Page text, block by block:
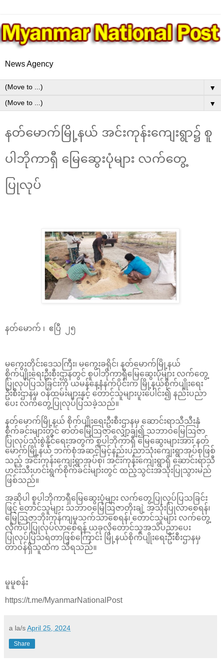
News Agency
▼
▼
နတ်မောက်မြို့နယ် အင်းကုန်းကျေးရွာ၌ စူ
ပါဘိုကာရှီ မြေဆွေးပုံများ လက်တွေ့
ပြုလုပ်
နတ်မောက် ၊ ဧပြီ ၂၅
မကွေးတိုင်းဒေသကြီး၊ မကွေးခရိုင်၊ နတ်မောက်မြို့နယ်
စိုက်ပျိုးရေးဦးစီးဌာနတွင် စူပါဘိုကာရှီမြေဆွေးပုံများ လက်တွေ့
ပြုလုပ်ပြသခြင်းကို ယမန်နေ့နံနက်ပိုင်းက မြို့နယ်စိုက်ပျိုးရေး
ဦးစီးဌာနမှ ဝန်ထမ်းများနှင့် တောင်သူများပူးပေါင်း၍ နည်းပညာ
ပေး လက်တွေ့ပြုလုပ်ပြသခဲ့သည်။
နတ်မောက်မြို့နယ် စိုက်ပျိုးရေးဦးစီးဌာနမှ ဆောင်းရာသီသီးနှံ
စိုက်ခင်းများတွင် ဓာတ်မြေဩဇာလျှော့ချ၍ သဘာဝမြေဩဇာ
ပြုလုပ်သုံးစွဲနိုင်ရေးအတွက် စူပါဘိုကာရှီ မြေဆွေးများအား နတ်
မောက်မြို့နယ် ဘက်စုံအဆင့်မြင့်နည်းပညာသုံးကျေးရွာအုပ်စုဖြစ်
သည့် အင်းကုန်းကျေးရွာအုပ်စု၊ အင်းကုန်းကျေးရွာရှိ ဆောင်းရာသီ
ဟင်းသီးဟင်းရွက်စိုက်ခင်းများတွင် ထည့်သွင်းအသုံးပြုသွားမည်
ဖြစ်သည်။
အဆိုပါ စူပါဘိုကာရှီမြေဆွေးပုံများ လက်တွေ့ပြုလုပ်ပြသခြင်း
ဖြင့် တောင်သူများ သဘာဝမြေဩဇာတိုးချဲ့ အသုံးပြုလာစေရန်၊
မြေဩဇာဘိုးကုန်ကျမှုသက်သာစေရန်၊ တောင်သူများ လက်တွေ့
လိုက်ပါပြုလုပ်လာစေရန် ယခုလိုတောင်သူအသိပညာပေး
ပြုလုပ်ပြသရတာဖြစ်ကြောင်း မြို့နယ်စိုက်ပျိုးရေးဦးစီးဌာနမှ
တာဝန်ရှိသူထံက သိရသည်။
မူမူစန်း
https://t.me/MyanmarNationalPost
a la/sApril 25, 2024
Share